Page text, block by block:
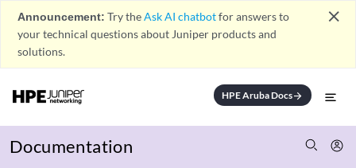
Announcement: Try theAsk AI chatbotfor answers to
your technical questions about Juniper products and
solutions.
close
HPE Aruba Docsarrow_forward
Documentation